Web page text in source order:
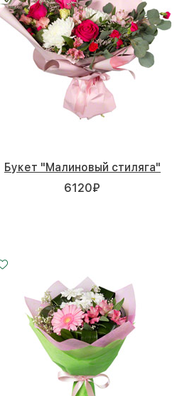
Букет "Малиновый стиляга"
6120₽